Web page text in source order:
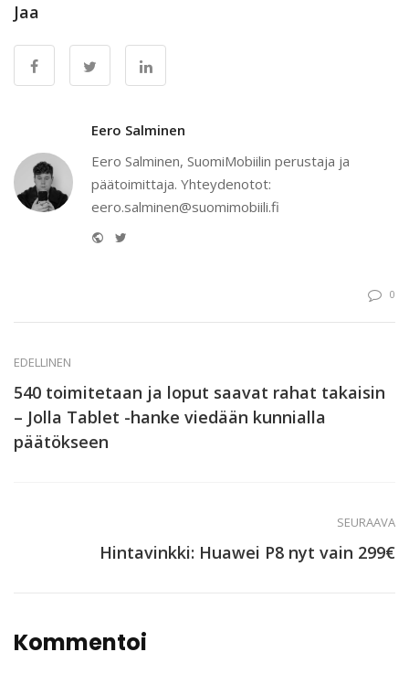
Jaa
Eero Salminen
Eero Salminen, SuomiMobiilin perustaja ja
päätoimittaja. Yhteydenotot:
eero.salminen@suomimobiili.fi
Website
0
EDELLINEN
540 toimitetaan ja loput saavat rahat takaisin
– Jolla Tablet -hanke viedään kunnialla
päätökseen
SEURAAVA
Hintavinkki: Huawei P8 nyt vain 299€
Kommentoi